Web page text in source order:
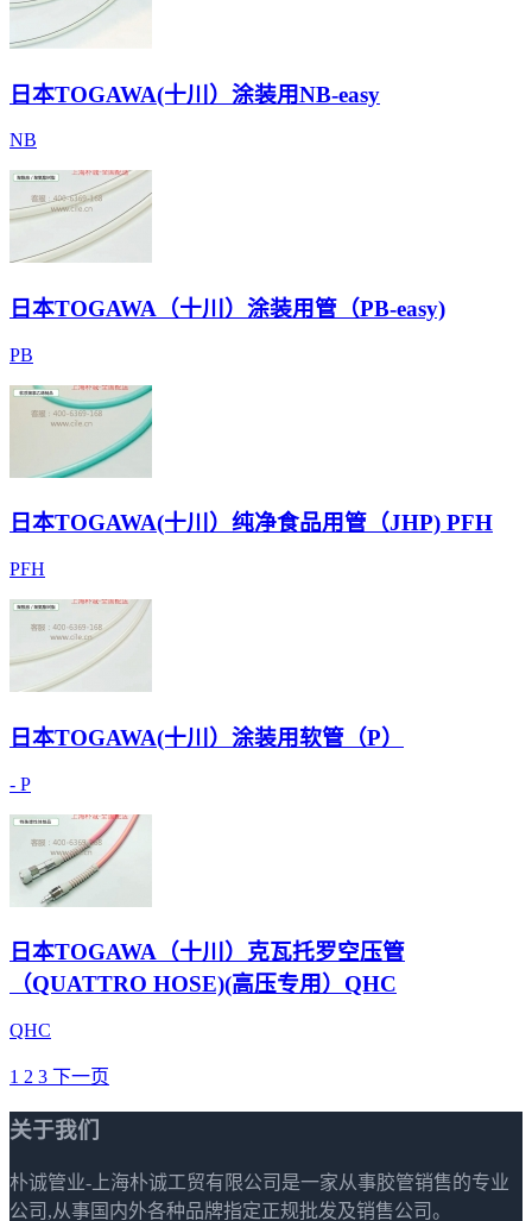
日本TOGAWA(十川）涂装用NB-easy
NB
日本TOGAWA（十川）涂装用管（PB-easy)
PB
日本TOGAWA(十川）纯净食品用管（JHP) PFH
PFH
日本TOGAWA(十川）涂装用软管（P）
- P
日本TOGAWA（十川）克瓦托罗空压管
（QUATTRO HOSE)(高压专用）QHC
QHC
1 2 3 下一页
关于我们
朴诚管业-上海朴诚工贸有限公司是一家从事胶管销售的专业
公司,从事国内外各种品牌指定正规批发及销售公司。